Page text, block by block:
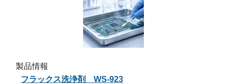
製品情報
フラックス洗浄剤 WS-923